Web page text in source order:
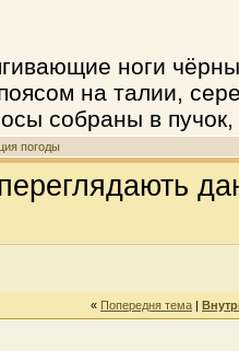
ноги
на талии,
собраны в
погоды
« Попередня тема |